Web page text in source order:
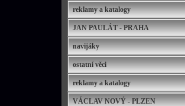
reklamy a katalogy
JAN PAULÁT - PRAHA
navijáky
ostatní věci
reklamy a katalogy
VÁCLAV NOVÝ - PLZEN